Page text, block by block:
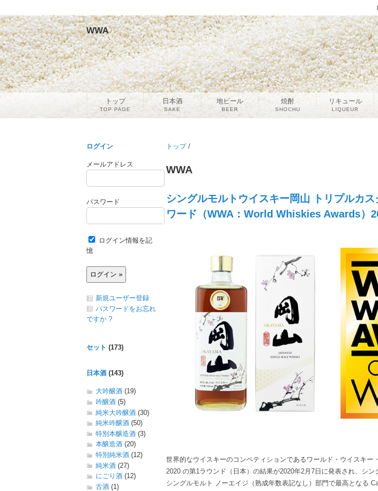
WWA
トップ/
WWA
シングルモルトウイスキー岡山 トリプルカ
ワード（WWA：World Whiskies Awards）
世界的なウイスキーのコンペティションであるワールド・ウイスキー
2020 の第1ラウンド（日本）の結果が2020年2月7日に発表され、シ
シングルモルト ノーエイジ（熟成年数表記なし）部門で最高となる
ログイン
メールアドレス
パスワード
ログイン情報を記
憶
新規ユーザー登録
パスワードをお忘れ
ですか ?
セット (173)
日本酒 (143)
大吟醸酒 (19)
吟醸酒 (5)
純米大吟醸酒 (30)
純米吟醸酒 (50)
特別本醸造酒 (3)
本醸造酒 (20)
特別純米酒 (12)
純米酒 (27)
にごり酒 (12)
古酒 (1)
トップ
TOP PAGE
日本酒
SAKE
地ビール
BEER
焼酎
SHOCHU
リキュール
LIQUEUR